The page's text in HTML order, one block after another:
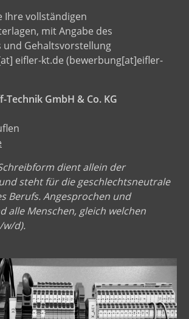
Ihre vollständigen
mit Angabe des
Gehaltsvorstellung
eifler-kt.de (bewerbung[at]eifler-
GmbH & Co. KG
dient allein der
steht für die geschlechtsneutrale
Berufs. Angesprochen und
alle Menschen, gleich welchen
w/d).